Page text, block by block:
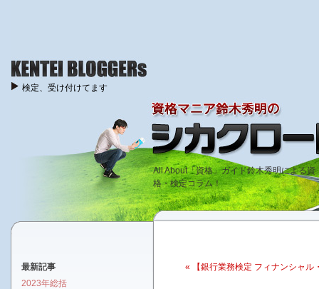
All About「資格」ガイド鈴木秀明による資
格・検定コラム！
検定、受け付けてます
« 【銀行業務検定 フィナンシャル
最新記事
2023年総括